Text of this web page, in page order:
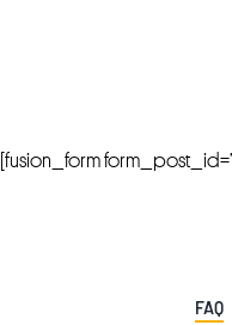
[fusion_form
FAQ